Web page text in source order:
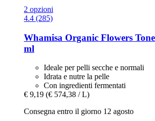
2 opzioni
4.4 (285)
Whamisa Organic Flowers
ml
Ideale per pelli secche e normali
Idrata e nutre la pelle
Con ingredienti fermentati
€ 9,19 (€ 574,38 / L)
Consegna entro il giorno 12 agosto